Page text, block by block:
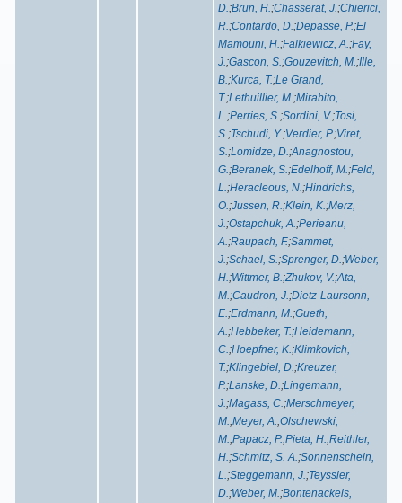
D.;Brun, H.;Chasserat, J.;Chierici,
R.;Contardo, D.;Depasse, P.;El
Mamouni, H.;Falkiewicz, A.;Fay,
J.;Gascon, S.;Gouzevitch, M.;Ille,
B.;Kurca, T.;Le Grand,
T.;Lethuillier, M.;Mirabito,
L.;Perries, S.;Sordini, V.;Tosi,
S.;Tschudi, Y.;Verdier, P.;Viret,
S.;Lomidze, D.;Anagnostou,
G.;Beranek, S.;Edelhoff, M.;Feld,
L.;Heracleous, N.;Hindrichs,
O.;Jussen, R.;Klein, K.;Merz,
J.;Ostapchuk, A.;Perieanu,
A.;Raupach, F.;Sammet,
J.;Schael, S.;Sprenger, D.;Weber,
H.;Wittmer, B.;Zhukov, V.;Ata,
M.;Caudron, J.;Dietz-Laursonn,
E.;Erdmann, M.;Gueth,
A.;Hebbeker, T.;Heidemann,
C.;Hoepfner, K.;Klimkovich,
T.;Klingebiel, D.;Kreuzer,
P.;Lanske, D.;Lingemann,
J.;Magass, C.;Merschmeyer,
M.;Meyer, A.;Olschewski,
M.;Papacz, P.;Pieta, H.;Reithler,
H.;Schmitz, S. A.;Sonnenschein,
L.;Steggemann, J.;Teyssier,
D.;Weber, M.;Bontenackels,